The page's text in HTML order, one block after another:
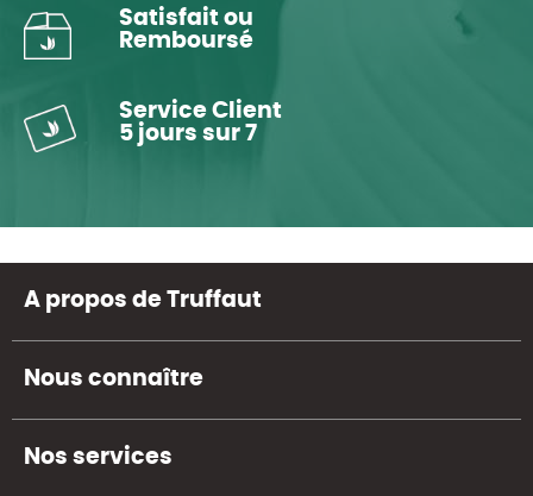
Satisfait ou
Remboursé
Service Client
5 jours sur 7
A propos de Truffaut
Nous connaître
Nos services